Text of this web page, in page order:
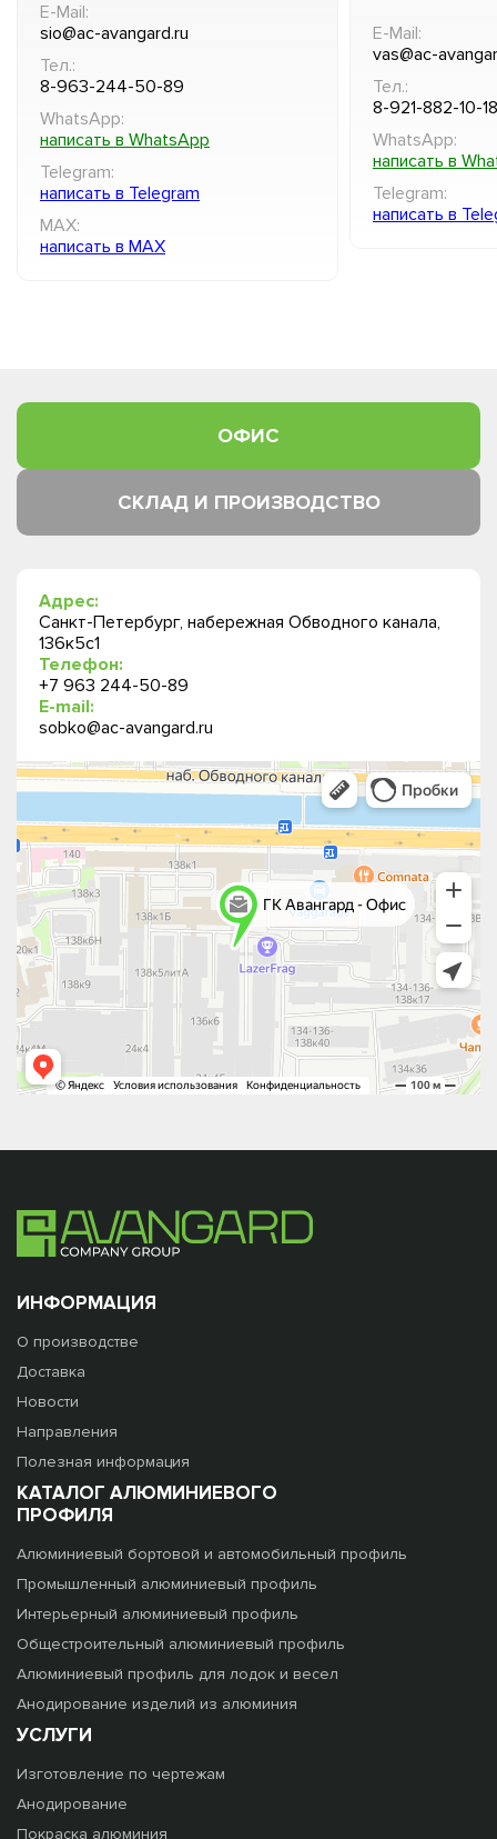
E-Mail:
sio@ac-avangard.ru
Тел.:
8-963-244-50-89
WhatsApp:
написать в WhatsApp
Telegram:
написать в Telegram
MAX:
написать в MAX
E-Mail:
vas@ac-
Тел.:
8-921-882-10-18
WhatsApp:
написать в
Telegram:
написать в
ОФИС
СКЛАД И ПРОИЗВОДСТВО
Адрес:
Санкт-Петербург, набережная Обводного канала,
136к5с1
Телефон:
+7 963 244-50-89
E-mail:
sobko@ac-avangard.ru
ИНФОРМАЦИЯ
О производстве
Доставка
Новости
Направления
Полезная информация
КАТАЛОГ АЛЮМИНИЕВОГО
ПРОФИЛЯ
Алюминиевый бортовой и автомобильный профиль
Промышленный алюминиевый профиль
Интерьерный алюминиевый профиль
Общестроительный алюминиевый профиль
Алюминиевый профиль для лодок и весел
Анодирование изделий из алюминия
УСЛУГИ
Изготовление по чертежам
Анодирование
Покраска алюминия